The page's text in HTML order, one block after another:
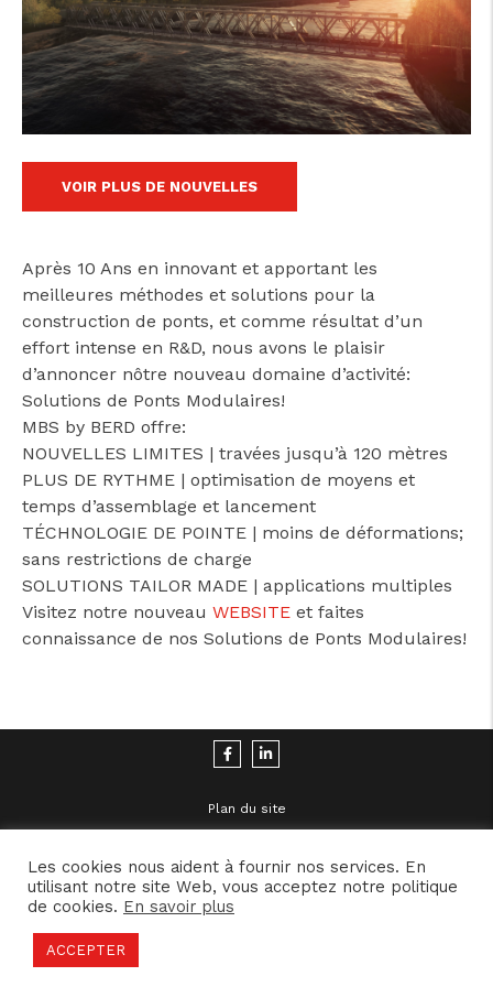
VOIR PLUS DE NOUVELLES
Après 10 Ans en innovant et apportant les
meilleures méthodes et solutions pour la
construction de ponts, et comme résultat d’un
effort intense en R&D, nous avons le plaisir
d’annoncer nôtre nouveau domaine d’activité:
Solutions de Ponts Modulaires!
MBS by BERD offre:
NOUVELLES LIMITES | travées jusqu’à 120 mètres
PLUS DE RYTHME | optimisation de moyens et
temps d’assemblage et lancement
TÉCHNOLOGIE DE POINTE | moins de déformations;
sans restrictions de charge
SOLUTIONS TAILOR MADE | applications multiples
Visitez notre nouveau WEBSITE et faites
connaissance de nos Solutions de Ponts Modulaires!
Plan du site
Politique de Confidentialité
Mentions Légales
Les cookies nous aident à fournir nos services. En
utilisant notre site Web, vous acceptez notre politique
de cookies. En savoir plus
ACCEPTER
cicap@cicap.pt